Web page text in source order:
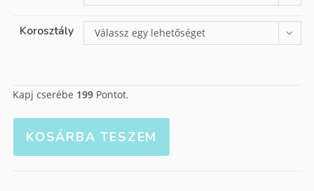
Korosztály Válassz egy lehetőséget
Kapj cserébe 199Pontot.
KOSÁRBA TESZEM